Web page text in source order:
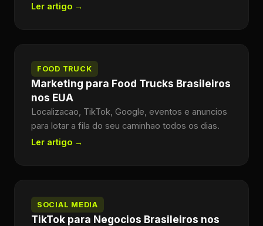
Ler artigo →
FOOD TRUCK
Marketing para Food Trucks Brasileiros
nos EUA
Localizacao, TikTok, Google, eventos e anuncios
para lotar a fila do seu caminhao todos os dias.
Ler artigo →
SOCIAL MEDIA
TikTok para Negocios Brasileiros nos